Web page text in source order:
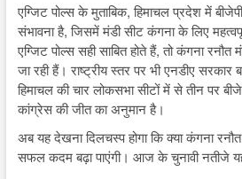
एग्जिट पोल्स के मुताबिक, हिमाचल प्रदेश में
संभावना है, जिसमें मंडी सीट कंगना के लिए
एग्जिट पोल्स सही साबित होते हैं, तो कंगना
जा रही हैं। राष्ट्रीय स्तर पर भी एनडीए
हिमाचल की चार लोकसभा सीटों में से तीन पर
कांग्रेस की जीत का अनुमान है।
अब यह देखना दिलचस्प होगा कि क्या कंगना
सफल कदम बढ़ा पाएंगी। आज के चुनावी नतीजे